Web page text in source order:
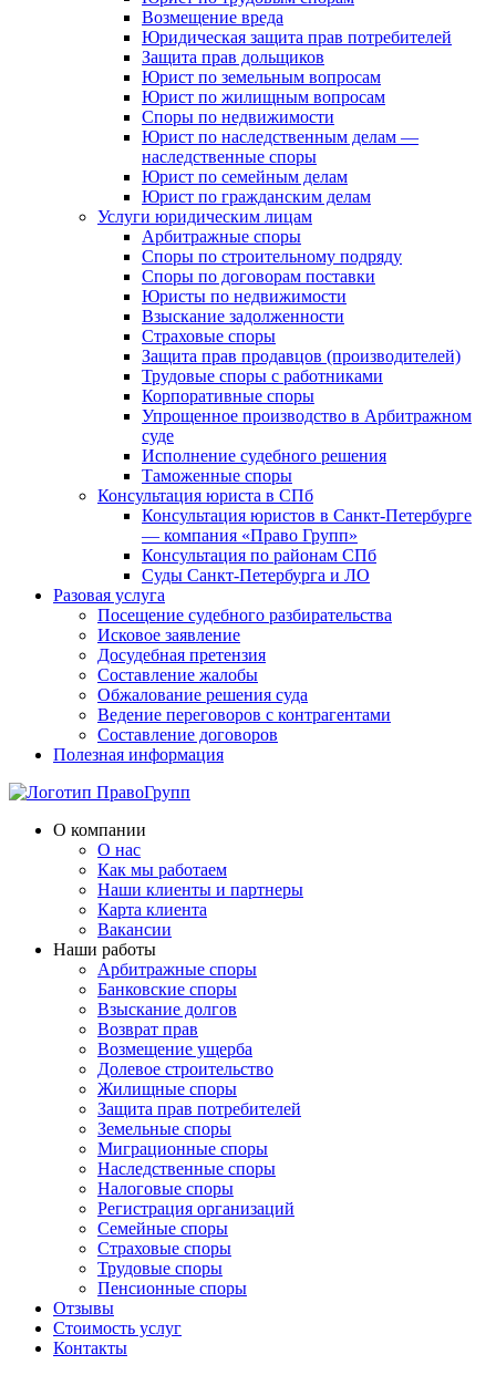
Возмещение вреда
Юридическая защита прав потребителей
Защита прав дольщиков
Юрист по земельным вопросам
Юрист по жилищным вопросам
Споры по недвижимости
Юрист по наследственным делам —
наследственные споры
Юрист по семейным делам
Юрист по гражданским делам
Услуги юридическим лицам
Арбитражные споры
Споры по строительному подряду
Споры по договорам поставки
Юристы по недвижимости
Взыскание задолженности
Страховые споры
Защита прав продавцов (производителей)
Трудовые споры с работниками
Корпоративные споры
Упрощенное производство в Арбитражном
суде
Исполнение судебного решения
Таможенные споры
Консультация юриста в СПб
Консультация юристов в Санкт-Петербурге
— компания «Право Групп»
Консультация по районам СПб
Суды Санкт-Петербурга и ЛО
Разовая услуга
Посещение судебного разбирательства
Исковое заявление
Досудебная претензия
Составление жалобы
Обжалование решения суда
Ведение переговоров с контрагентами
Составление договоров
Полезная информация
О компании
О нас
Как мы работаем
Наши клиенты и партнеры
Карта клиента
Вакансии
Наши работы
Арбитражные споры
Банковские споры
Взыскание долгов
Возврат прав
Возмещение ущерба
Долевое строительство
Жилищные споры
Защита прав потребителей
Земельные споры
Миграционные споры
Наследственные споры
Налоговые споры
Регистрация организаций
Семейные споры
Страховые споры
Трудовые споры
Пенсионные споры
Отзывы
Стоимость услуг
Контакты